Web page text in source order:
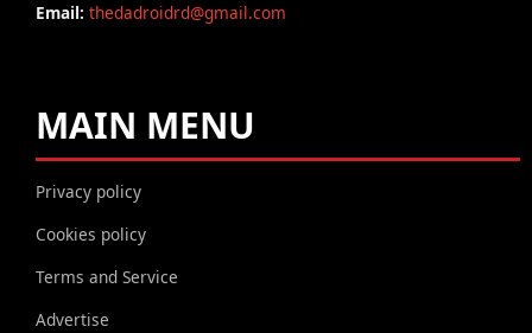
Email: thedadroidrd@gmail.com
MAIN MENU
Privacy policy
Cookies policy
Terms and Service
Advertise